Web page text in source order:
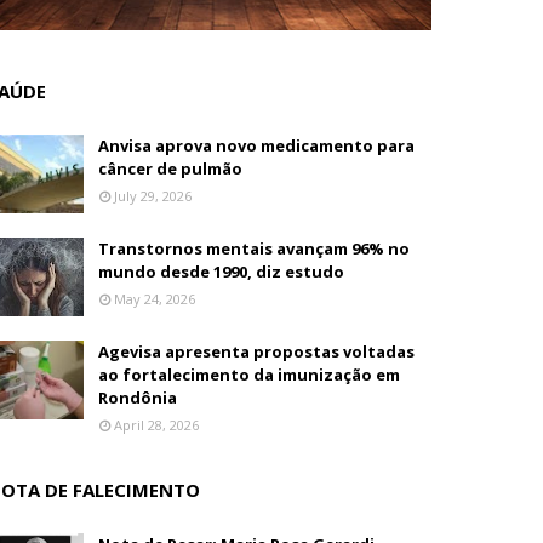
Anvisa aprova novo medicamento para
câncer de pulmão
July 29, 2026
Transtornos mentais avançam 96% no
mundo desde 1990, diz estudo
May 24, 2026
Agevisa apresenta propostas voltadas
ao fortalecimento da imunização em
Rondônia
April 28, 2026
DE FALECIMENTO